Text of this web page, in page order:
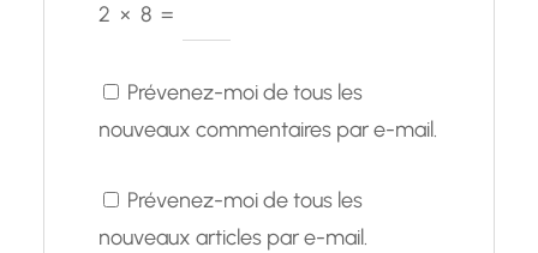
2 × 8 =
Prévenez-moi de tous les
nouveaux commentaires par e-mail.
Prévenez-moi de tous les
nouveaux articles par e-mail.